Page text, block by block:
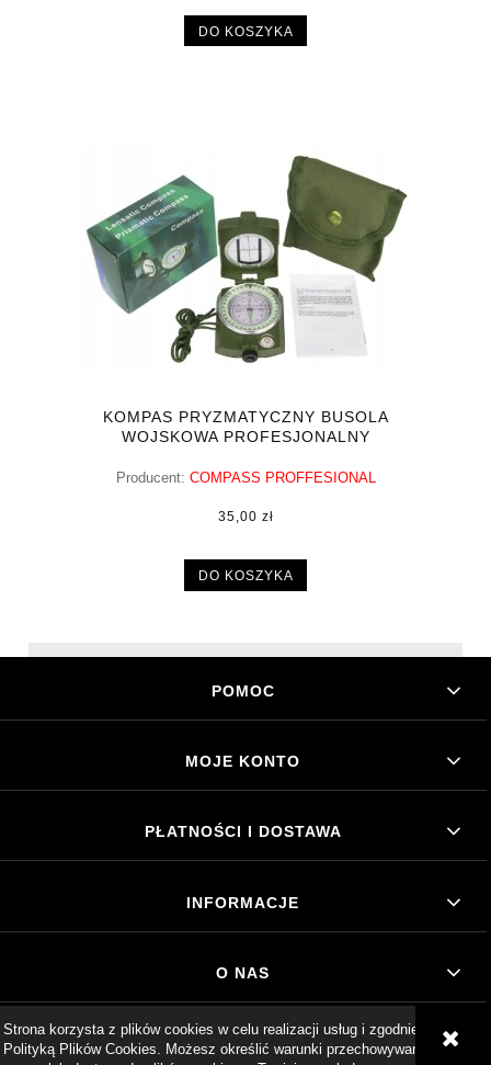
Strona korzysta z plików cookies w celu realizacji usług i zgodnie z
Polityką Plików Cookies. Możesz określić warunki przechowywania
DO KOSZYKA
KOMPAS PRYZMATYCZNY BUSOLA
WOJSKOWA PROFESJONALNY
Producent: COMPASS PROFFESIONAL
35,00 zł
DO KOSZYKA
POMOC
MOJE KONTO
PŁATNOŚCI I DOSTAWA
INFORMACJE
O NAS
POKAŻ PEŁNĄ WERSJĘ STRONY